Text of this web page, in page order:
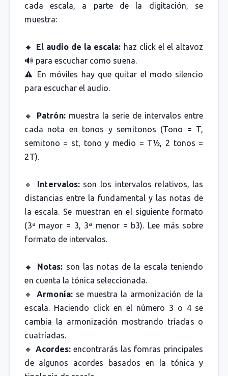
cada escala, a parte de la digitación, se
muestra:
🔸 El audio de la escala: haz click el el altavoz
🔊 para escuchar como suena.
⚠️ En móviles hay que quitar el modo silencio
para escuchar el audio.
🔸 Patrón:muestra la serie de intervalos entre
cada nota en tonos y semitonos (Tono = T,
semitono = st, tono y medio = T½, 2 tonos =
2T).
🔸 Intervalos:son los intervalos relativos, las
distancias entre la fundamental y las notas de
la escala. Se muestran en el siguiente formato
(3ª mayor = 3, 3ª menor = b3). Lee más sobre
formato de intervalos.
🔸 Notas: son las notas de la escala teniendo
en cuenta la tónica seleccionada.
🔸Armonía:se muestra la armonización de la
escala. Haciendo click en el número 3 o 4 se
cambia la armonización mostrando tríadas o
cuatríadas.
🔸 Acordes: encontrarás las fomras principales
de algunos acordes basados en la tónica y